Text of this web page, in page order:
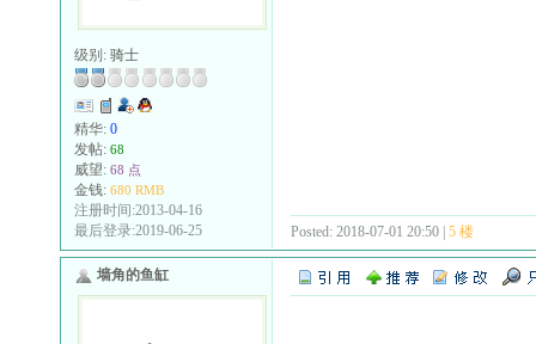
级别: 骑士
精华: 0
发帖: 68
威望: 68 点
金钱: 680 RMB
注册时间:2013-04-16
最后登录:2019-06-25
Posted: 2018-07-01 20:50 | 5 楼
墙角的鱼缸